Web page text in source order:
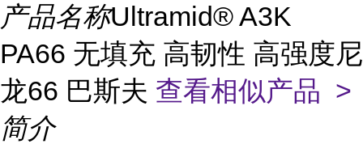
产品名称Ultramid® A3K
PA66 无填充 高韧性 高强度尼
龙66 巴斯夫 查看相似产品 >
简介